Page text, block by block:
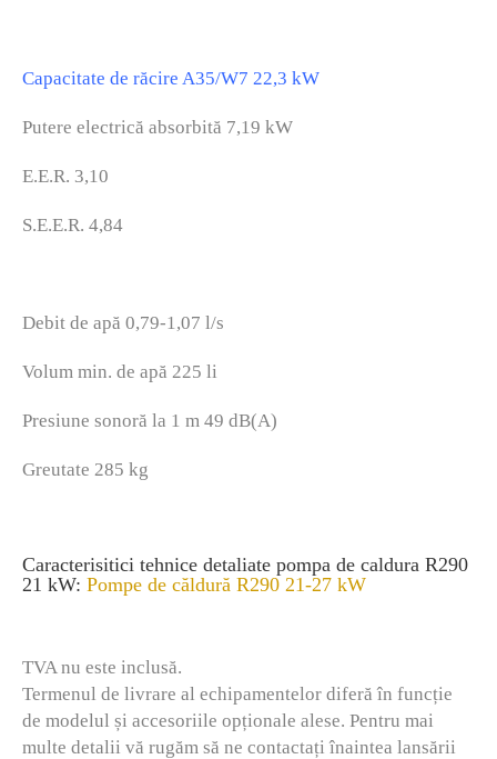
Capacitate de răcire A35/W7 22,3 kW
Putere electrică absorbită 7,19 kW
E.E.R. 3,10
S.E.E.R. 4,84
Debit de apă 0,79-1,07 l/s
Volum min. de apă 225 li
Presiune sonoră la 1 m 49 dB(A)
Greutate 285 kg
Caracterisitici tehnice detaliate pompa de caldura R290
21 kW: Pompe de căldură R290 21-27 kW
TVA nu este inclusă.
Termenul de livrare al echipamentelor diferă în funcție
de modelul și accesoriile opționale alese. Pentru mai
multe detalii vă rugăm să ne contactați înaintea lansării